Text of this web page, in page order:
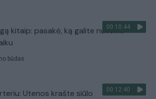
00:10:44
kitaip: pasakė, ką galite nuveikti
būdas
00:12:40
Utenos krašte siūlo